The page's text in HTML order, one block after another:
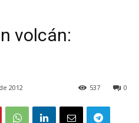
volcán:
2012 0
537